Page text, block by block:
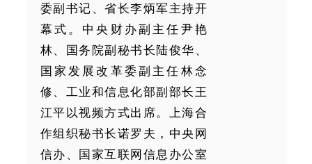
委副书记、省长李炳军主持开
幕式。中央财办副主任尹艳
林、国务院副秘书长陆俊华、
国家发展改革委副主任林念
修、工业和信息化部副部长王
江平以视频方式出席。上海合
作组织秘书长诺罗夫，中央网
信办、国家互联网信息办公室